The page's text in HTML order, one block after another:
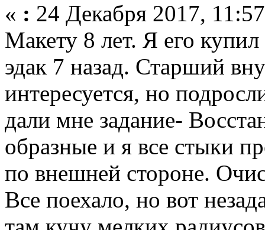
« : 24 Декабря 2017,
Макету 8 лет. Я его
эдак 7 назад. Старший
интересуется, но
дали мне задание-
образные и я все стыки
по внешней стороне.
Все поехало, но вот